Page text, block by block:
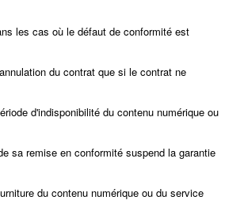
les cas où le défaut de conformité est
du contrat que si le contrat ne
d'indisponibilité du contenu numérique ou
sa remise en conformité suspend la garantie
du contenu numérique ou du service